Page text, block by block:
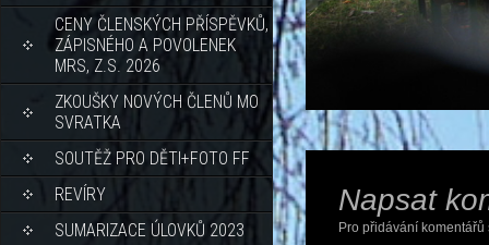
CENY ČLENSKÝCH PŘÍSPĚVKŮ,
ZÁPISNÉHO A POVOLENEK
MRS, Z.S. 2026
ZKOUŠKY NOVÝCH ČLENŮ MO
SVRATKA
SOUTĚŽ PRO DĚTI+FOTO FF
REVÍRY
SUMARIZACE ÚLOVKŮ 2023
Napsat
Pro přidávání